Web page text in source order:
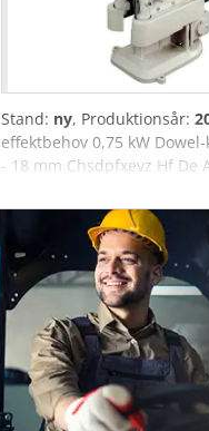
Stand: ny, Produktionsår:
effektbehov 0,75 kW
- 18 mm Chsdpfxevz Hf
- Kapacitet 36 stk./min. -
580 mm